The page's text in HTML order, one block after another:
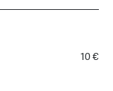
10 €